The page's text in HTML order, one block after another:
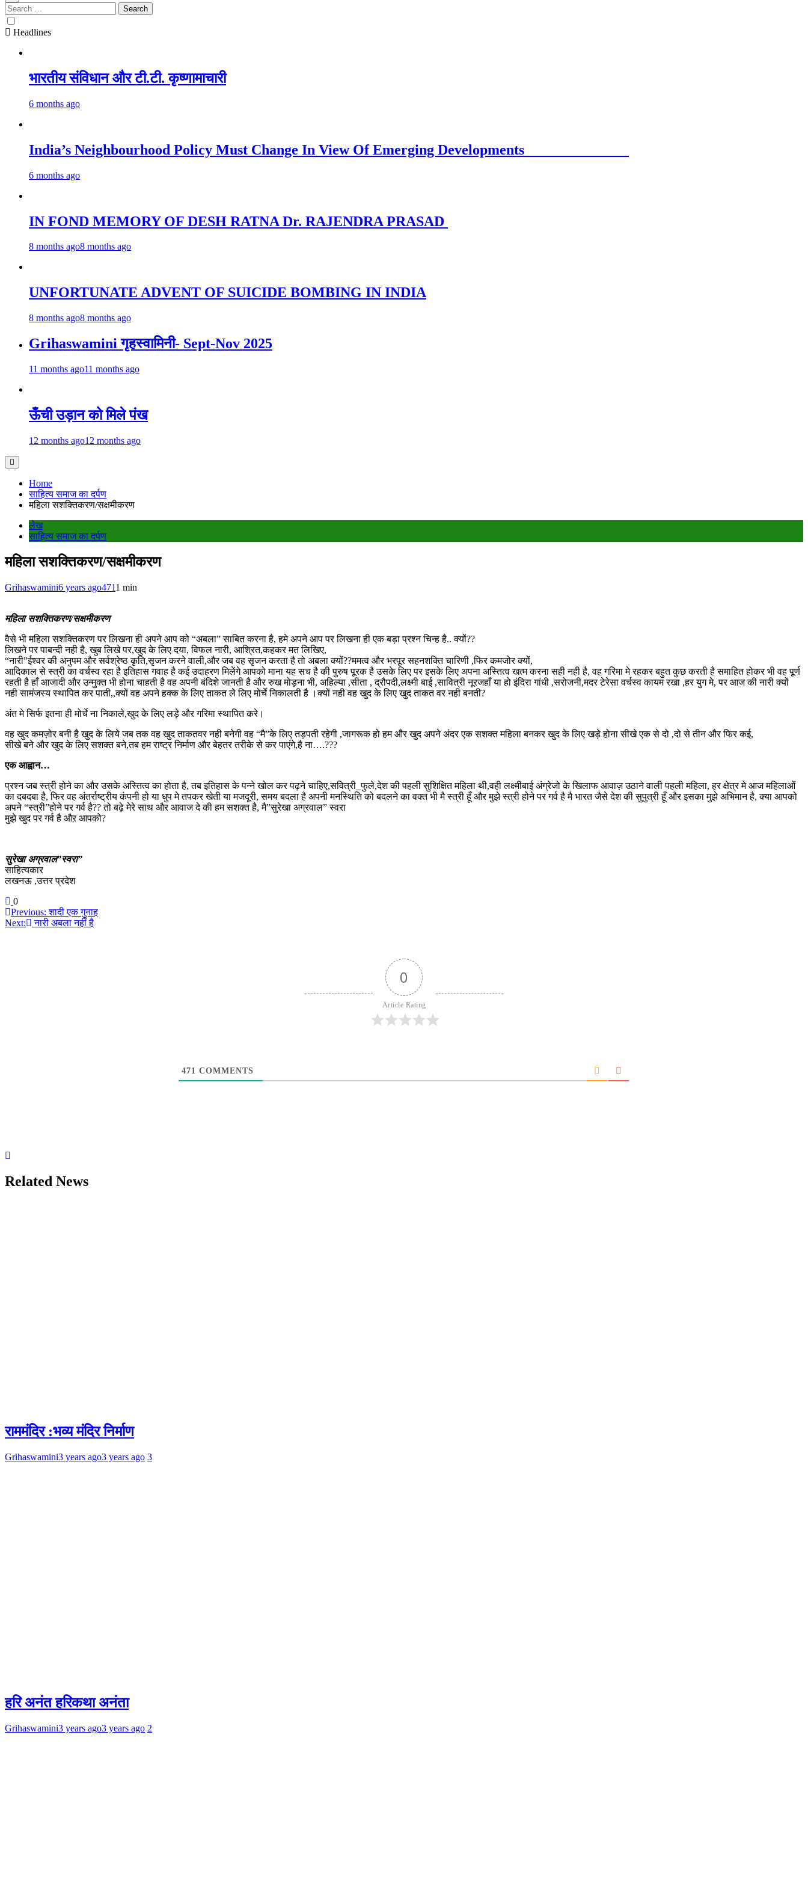
Search
for:
Headlines
भारतीय संविधान और टी.टी. कृष्णामाचारी
6 months ago
India’s Neighbourhood Policy Must Change In View Of Emerging Developments
6 months ago
IN FOND MEMORY OF DESH RATNA Dr. RAJENDRA PRASAD
8 months ago8 months ago
UNFORTUNATE ADVENT OF SUICIDE BOMBING IN INDIA
8 months ago8 months ago
Grihaswamini गृहस्वामिनी- Sept-Nov 2025
11 months ago11 months ago
ऊँची उड़ान को मिले पंख
12 months ago12 months ago
Home
साहित्य समाज का दर्पण
महिला सशक्तिकरण/सक्षमीकरण
लेख
साहित्य समाज का दर्पण
महिला सशक्तिकरण/सक्षमीकरण
Grihaswamini6 years ago4711 min
महिला सशक्तिकरण/सक्षमीकरण
वैसे भी महिला सशक्तिकरण पर लिखना ही अपने आप को “अबला” साबित करना है, हमे अपने आप पर लिखना ही एक बड़ा प्रश्न चिन्ह है.. क्यों??
लिखने पर पाबन्दी नही है, खुब लिखे पर,खुद के लिए दया, विफल नारी, आश्रित,कहकर मत लिखिए,
“नारी”ईश्वर की अनुपम और सर्वश्रेष्ठ कृति,सृजन करने वाली,और जब वह सृजन करता है तो अबला क्यों??ममत्व और भरपूर सहनशक्ति चारिणी ,फिर कमजोर क्यों,
आदिकाल से स्त्री का वर्चस्व रहा है इतिहास गवाह है कई उदाहरण मिलेंगे आपको माना यह सच है की पुरुष पूरक है उसके लिए पर इसके लिए अपना अस्तित्व खत्म करना सही नही है, वह गरिमा मे रहकर बहुत कुछ करती है समाहित होकर भी वह पूर्ण
रहती है हाँ आजादी और उन्मुक्त भी होना चाहती है वह अपनी बंदिशे जानती है और रुख मोड़ना भी, अहिल्या ,सीता , द्रौपदी,लक्ष्मी बाई ,सावित्री नूरजहाँ या हो इंदिरा गांधी ,सरोजनी,मदर टेरेसा वर्चस्व कायम रखा ,हर युग मे, पर आज की नारी क्यों
नही सामंजस्य स्थापित कर पाती,,क्यों वह अपने हक्क के लिए ताकत ले लिए मोर्चे निकालती है ।क्यों नही वह खुद के लिए खुद ताकत वर नही बनती?
अंत मे सिर्फ इतना ही मोर्चे ना निकाले,खुद के लिए लड़े और गरिमा स्थापित करे।
वह खुद कमज़ोर बनी है खुद के लिये जब तक वह खुद ताकतवर नही बनेगी वह “मै”के लिए तड़पती रहेगी ,जागरूक हो हम और खुद अपने अंदर एक सशक्त महिला बनकर खुद के लिए खड़े होना सीखे एक से दो ,दो से तीन और फिर कई,
सीखे बने और खुद के लिए सशक्त बने,तब हम राष्ट्र निर्माण और बेहतर तरीके से कर पाएंगे,है ना….???
एक आह्वान…
प्रश्न जब स्त्री होने का और उसके अस्तित्व का होता है, तब इतिहास के पन्ने खोल कर पढ़ने चाहिए,सवित्री_फुले,देश की पहली सुशिक्षित महिला थी,वही लक्ष्मीबाई अंग्रेजो के खिलाफ आवाज़ उठाने वाली पहली महिला, हर क्षेत्र मे आज महिलाओं
का दबदबा है, फिर वह अंतर्राष्ट्रीय कंपनी हो या धुप मे तपकर खेती या मजदूरी, समय बदला है अपनी मनस्थिति को बदलने का वक्त भी मै स्त्री हूँ और मुझे स्त्री होने पर गर्व है मै भारत जैसे देश की सुपुत्री हूँ और इसका मुझे अभिमान है, क्या आपको
अपने “स्त्री”होने पर गर्व है?? तो बढ़े मेरे साथ और आवाज दे की हम सशक्त है, मै”सुरेखा अग्रवाल” स्वरा
मुझे खुद पर गर्व है औऱ आपको?
सुरेखा अग्रवाल”स्वरा”
साहित्यकार
लखनऊ ,उत्तर प्रदेश
0
Post
navigation
Previous: शादी एक गुनाह
Next:
नारी अबला नहीं है
0
Article Rating
471 COMMENTS
Related News
राममंदिर :भव्य मंदिर निर्माण
Grihaswamini3 years ago3 years ago 3
हरि अनंत हरिकथा अनंता
Grihaswamini3 years ago3 years ago 2